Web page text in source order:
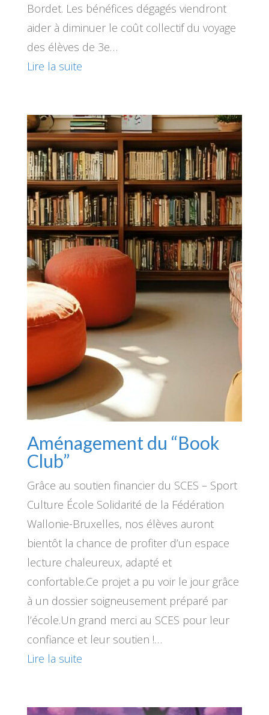
Bordet. Les bénéfices dégagés viendront
aider à diminuer le coût collectif du voyage
des élèves de 3e…
Lire la suite
Aménagement du “Book
Club”
Grâce au soutien financier du SCES – Sport
Culture École Solidarité de la Fédération
Wallonie-Bruxelles, nos élèves auront
bientôt la chance de profiter d’un espace
lecture chaleureux, adapté et
confortable.Ce projet a pu voir le jour grâce
à un dossier soigneusement préparé par
l’école.Un grand merci au SCES pour leur
confiance et leur soutien !…
Lire la suite